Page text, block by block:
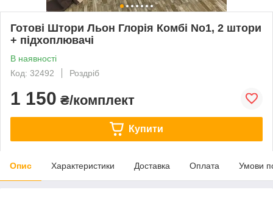
Готові Штори Льон Глорія Комбі No1, 2 штори
+ підхоплювачі
В наявності
Код: 32492
Роздріб
1 150 ₴/комплект
Купити
Опис Характеристики Доставка Оплата Умови